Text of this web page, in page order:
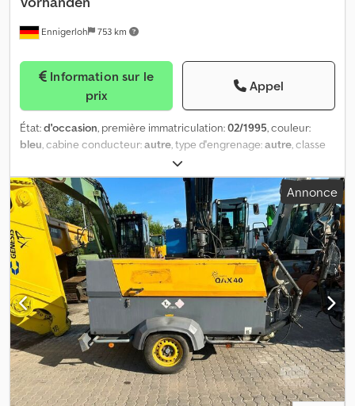
Ennigerloh 753 km
prix
Appel
État:d'occasion, première immatriculation:02/1995, couleur:
bleu, cabine conducteur:autre, type d'engrenage:autre, classe
autre
Russe / Anglais / Allemand - Bachar Ibrahim / Arabe / Anglais /
Allemand - Service d’immatriculation, contrôle technique/SP/UVV,
transfert au port Couleur de base : bleu Djdpsxyia Rjfx Abysck
Équipements supplémentaires Prix sur demande (Mobile), vidéo
Type de carrosserie : crochet Atlas type 202 bar, bras articulé
Sous réserve d’erreurs.
Annonce